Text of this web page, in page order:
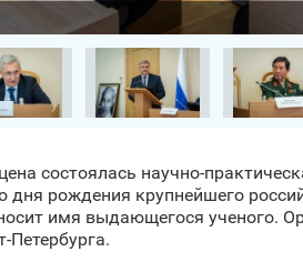
состоялась научно-
дня рождения крупнейшего
имя выдающегося ученого.